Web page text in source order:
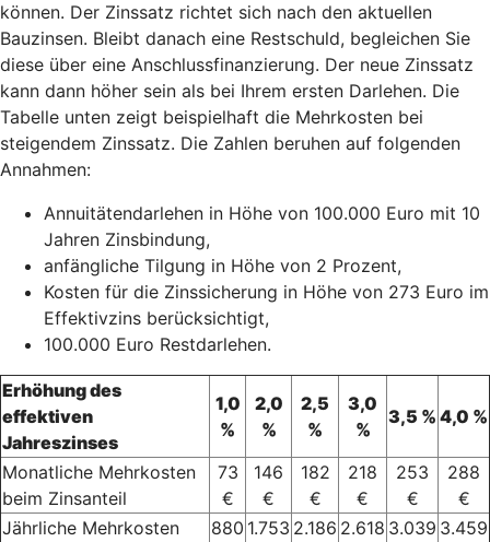
können. Der Zinssatz richtet sich nach den aktuellen
Bauzinsen. Bleibt danach eine Restschuld, begleichen Sie
diese über eine Anschlussfinanzierung. Der neue Zinssatz
kann dann höher sein als bei Ihrem ersten Darlehen. Die
Tabelle unten zeigt beispielhaft die Mehrkosten bei
steigendem Zinssatz. Die Zahlen beruhen auf folgenden
Annahmen:
Annuitätendarlehen in Höhe von 100.000 Euro mit 10
Jahren Zinsbindung,
anfängliche Tilgung in Höhe von 2 Prozent,
Kosten für die Zinssicherung in Höhe von 273 Euro im
Effektivzins berücksichtigt,
100.000 Euro Restdarlehen.
Erhöhung des
effektiven
Jahreszinses
1,0
%
2,0
%
2,5
%
3,0
%
3,5 % 4,0 %
Monatliche Mehrkosten
beim Zinsanteil
73
€
146
€
182
€
218
€
253
€
288
€
Jährliche Mehrkosten
880 1.753 2.186 2.618 3.039 3.459